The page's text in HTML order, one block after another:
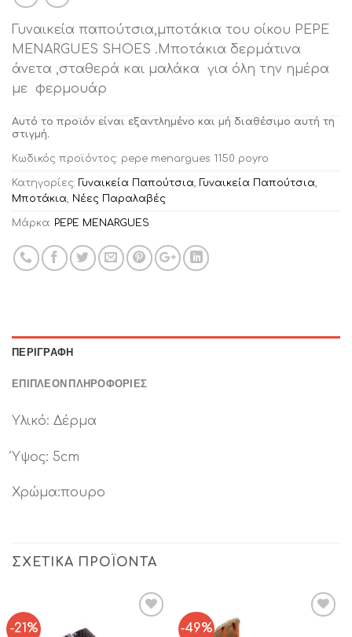
Γυναικεία παπούτσια,μποτάκια του οίκου PEPE
MENARGUES SHOES .Μποτάκια δερμάτινα
άνετα ,σταθερά και μαλάκα για όλη την ημέρα
με φερμουάρ
Αυτό το προϊόν είναι εξαντλημένο και μή διαθέσιμο αυτή τη
στιγμή.
Κωδικός προϊόντος: pepe menargues 1150 poyro
Κατηγορίες: Γυναικεία Παπούτσια, Γυναικεία Παπούτσια,
Μποτάκια, Νέες Παραλαβές
Μάρκα: PEPE MENARGUES
ΠΕΡΙΓΡΑΦΉ
ΕΠΙΠΛΈΟΝ ΠΛΗΡΟΦΟΡΊΕΣ
Υλικό: Δέρμα
Ύψος: 5cm
Χρώμα:πουρο
ΣΧΕΤΙΚΆ ΠΡΟΪΌΝΤΑ
-21% -49%